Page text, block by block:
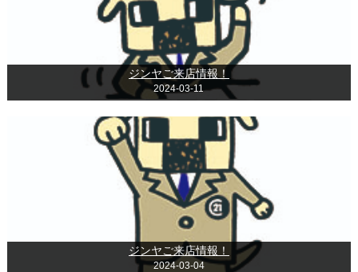
ジンヤご来店情報！
2024-03-11
ジンヤご来店情報！
2024-03-04